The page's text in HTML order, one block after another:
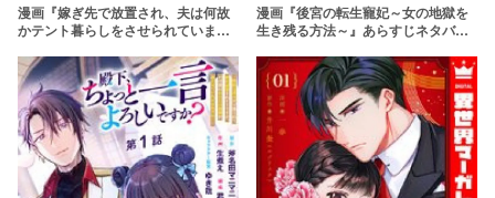
漫画『嫁ぎ先で放置され、夫は何故
かテント暮らしをさせられています
う』あらすじネタバレ・無料配信情
報！rawやpdfで読むのはやめよう
漫画『後宮の転生寵妃～女の地獄を
生き残る方法～』あらすじネタバ
のはやめよう